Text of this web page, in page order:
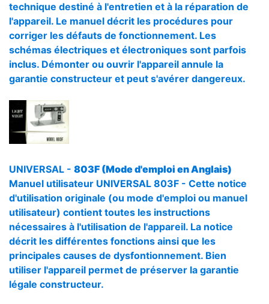
technique destiné à l'entretien et à la réparation de
l'appareil. Le manuel décrit les procédures pour
corriger les défauts de fonctionnement. Les
schémas électriques et électroniques sont parfois
inclus. Démonter ou ouvrir l'appareil annule la
garantie constructeur et peut s'avérer dangereux.
UNIVERSAL - 803F (Mode d'emploi en Anglais)
Manuel utilisateur UNIVERSAL 803F - Cette notice
d'utilisation originale (ou mode d'emploi ou manuel
utilisateur) contient toutes les instructions
nécessaires à l'utilisation de l'appareil. La notice
décrit les différentes fonctions ainsi que les
principales causes de dysfontionnement. Bien
utiliser l'appareil permet de préserver la garantie
légale constructeur.